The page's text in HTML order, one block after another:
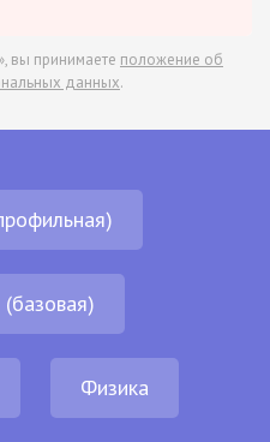
вы принимаете положение об
данных.
Физика